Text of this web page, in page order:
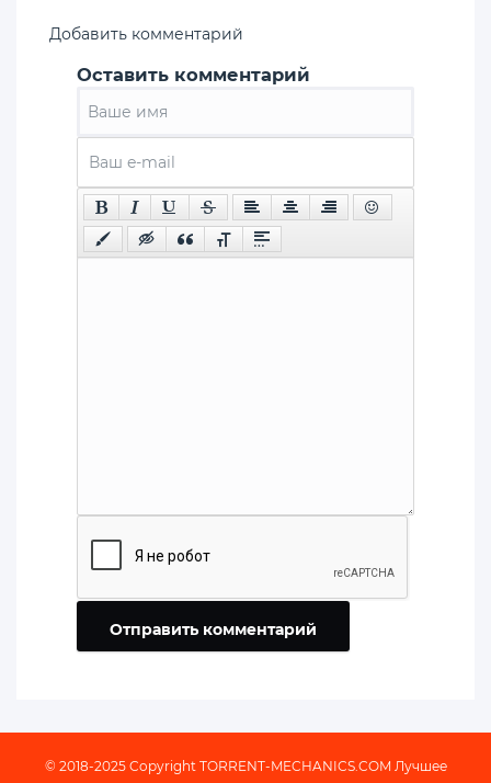
Добавить комментарий
Оставить комментарий
Отправить комментарий
© 2018-2025 Copyright TORRENT-MECHANICS.COM Лучшее